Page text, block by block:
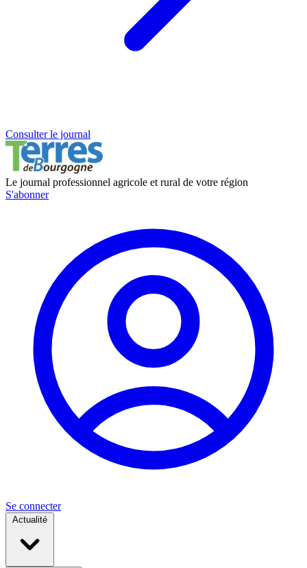
Consulter le journal
Le journal professionnel agricole et rural de votre région
S'abonner
Se connecter
Actualité